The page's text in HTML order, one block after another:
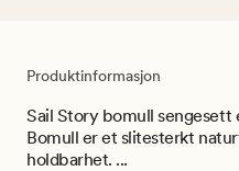
Produktinformasjon
Sail Story bomull sengesett
Bomull er et slitesterkt
holdbarhet. ...